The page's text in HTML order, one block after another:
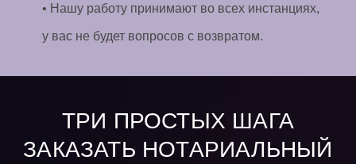
• Нашу работу принимают во всех инстанциях,
у вас не будет вопросов с возвратом.
ТРИ ПРОСТЫХ ШАГА
ЗАКАЗАТЬ НОТАРИАЛЬНЫЙ